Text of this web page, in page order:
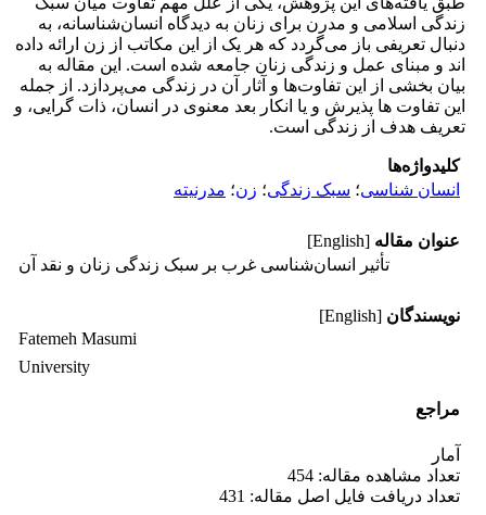
زندگی اسلامی و مدرن برای زنان به دیدگاه انسان‌شناسانه‌، به
دنبال تعریفی باز می‌گردد که هر یک از این مکاتب از زن ارائه داده
اند و مبنای عمل و زندگی زنان جامعه شده است. این مقاله به
بیان بخشی از این تفاوت‌ها و آثار آن در زندگی می‌پردازد. از جمله
این تفاوت ها پذیرش و یا انکار بعد معنوی در انسان، ذات گرایی، و
تعریف هدف از زندگی است.
کلیدواژه‌ها
انسان شناسی؛ سبک زندگی؛ زن؛ مدرنیته
عنوان مقاله [English]
تأثیر انسان‌‌شناسی غرب بر سبک زندگی زنان و نقد آن
نویسندگان [English]
Fatemeh Masumi
University
مراجع
آمار
تعداد مشاهده مقاله: 454
تعداد دریافت فایل اصل مقاله: 431